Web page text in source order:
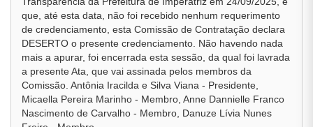
que, até esta data, não foi recebido nenhum requerimento
de credenciamento, esta Comissão de Contratação declara
DESERTO o presente credenciamento. Não havendo nada
mais a apurar, foi encerrada esta sessão, da qual foi lavrada
a presente Ata, que vai assinada pelos membros da
Comissão. Antônia Iracilda e Silva Viana - Presidente,
Micaella Pereira Marinho - Membro, Anne Dannielle Franco
Nascimento de Carvalho - Membro, Danuze Lívia Nunes